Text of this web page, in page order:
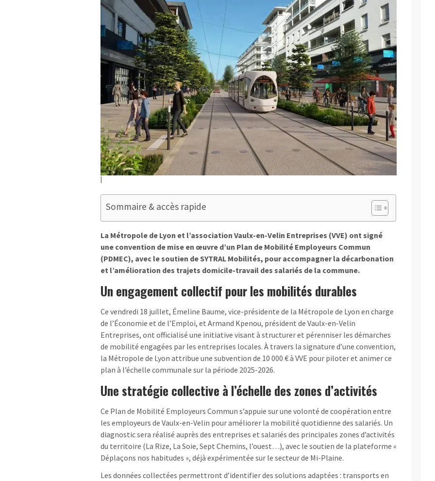
Sommaire & accès rapide
La Métropole de Lyon et l’association Vaulx-en-Velin Entreprises (VVE) ont signé
une convention de mise en œuvre d’un Plan de Mobilité Employeurs Commun
(PDMEC), avec le soutien de SYTRAL Mobilités, pour accompagner la décarbonation
et l’amélioration des trajets domicile-travail des salariés de la commune.
Un engagement collectif pour les mobilités durables
Ce vendredi 18 juillet, Émeline Baume, vice-présidente de la Métropole de Lyon en charge
de l’Économie et de l’Emploi, et Armand Kpenou, président de Vaulx-en-Velin
Entreprises, ont officialisé une initiative visant à structurer et pérenniser les démarches
de mobilité engagées par les entreprises locales. À travers la signature d’une convention,
la Métropole de Lyon attribue une subvention de 10 000 € à VVE pour piloter et animer ce
plan à l’échelle communale sur la période 2025-2026.
Une stratégie collective à l’échelle des zones d’activités
Ce Plan de Mobilité Employeurs Commun s’appuie sur une volonté de coopération entre
les employeurs de Vaulx-en-Velin pour améliorer la mobilité quotidienne des salariés. Un
diagnostic sera réalisé auprès des entreprises et salariés des principales zones d’activités
du territoire (La Rize, La Soie, Sept Chemins, l’ouest…), avec le soutien de la plateforme «
Déplaçons nos habitudes », déjà expérimentée sur le secteur de Mi-Plaine.
Les données collectées permettront d’identifier des solutions adaptées : transports en